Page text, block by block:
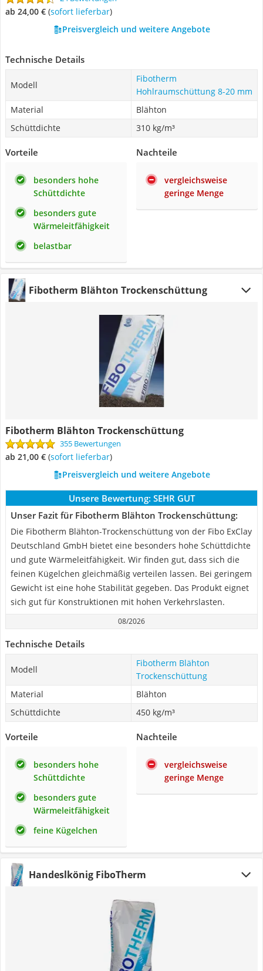
ab 24,00 € ( Sofort lieferbar)
Preisvergleich und weitere Angebote
Technische Details
Modell
Fibotherm
Hohlraumschüttung 8-20 mm
Material
Blähton
Schüttdichte
310 kg/m³
Vorteile
besonders hohe
Schüttdichte
besonders gute
Wärmeleitfähigkeit
belastbar
Nachteile
vergleichsweise
geringe Menge
Fibotherm Blähton Trockenschüttung
Fibotherm Blähton Trockenschüttung
355 Bewertungen
ab 21,00 € ( Sofort lieferbar)
Preisvergleich und weitere Angebote
Unsere Bewertung: SEHR GUT
Unser Fazit für Fibotherm Blähton Trockenschüttung:
Die Fibotherm Blähton-Trockenschüttung von der Fibo ExClay
Deutschland GmbH bietet eine besonders hohe Schüttdichte
und gute Wärmeleitfähigkeit. Wir finden gut, dass sich die
feinen Kügelchen gleichmäßig verteilen lassen. Bei geringem
Gewicht ist eine hohe Stabilität gegeben. Das Produkt eignet
sich gut für Konstruktionen mit hohen Verkehrslasten.
08/2026
Technische Details
Modell
Fibotherm Blähton
Trockenschüttung
Material
Blähton
Schüttdichte
450 kg/m³
Vorteile
besonders hohe
Schüttdichte
besonders gute
Wärmeleitfähigkeit
feine Kügelchen
Nachteile
vergleichsweise
geringe Menge
Handeslkönig FiboTherm